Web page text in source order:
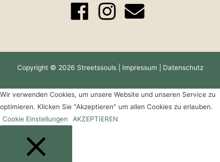
Copyright © 2026 Streetssouls | Impressum Datenschutz
Wir verwenden Cookies, um unsere Website und unseren Service zu
optimieren. Klicken Sie "Akzeptieren" um allen Cookies zu erlauben.
Cookie Einstellungen
AKZEPTIEREN